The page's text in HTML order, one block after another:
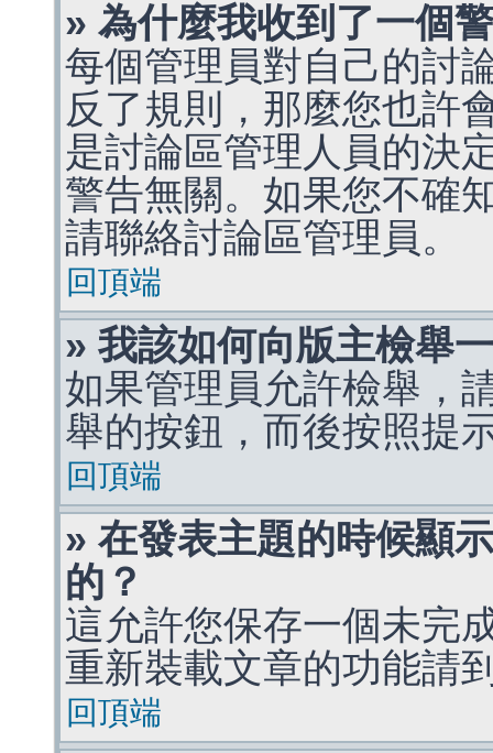
» 為什麼我收到了一個
每個管理員對自己的討
反了規則，那麼您也許
是討論區管理人員的決
警告無關。如果您不確
請聯絡討論區管理員。
回頂端
» 我該如何向版主檢舉
如果管理員允許檢舉，
舉的按鈕，而後按照提
回頂端
» 在發表主題的時候顯
的？
這允許您保存一個未完
重新裝載文章的功能請
回頂端